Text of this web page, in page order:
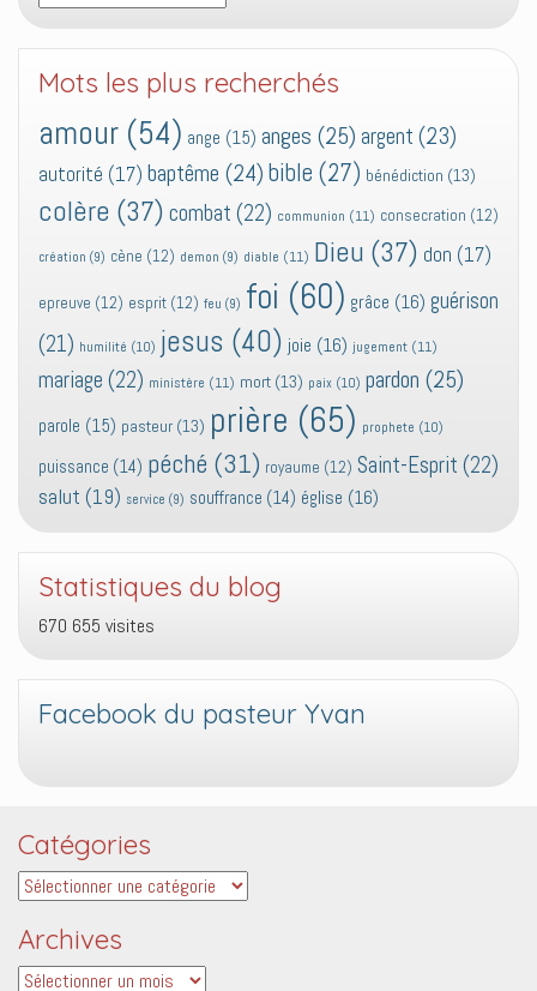
Mots les plus recherchés
amour (54) ange (15) anges (25) argent (23)
autorité (17) baptême (24) bible (27) bénédiction (13)
colère (37) combat (22) communion (11) consecration (12)
création (9) cène (12) demon (9) diable (11) Dieu (37) don (17)
epreuve (12) esprit (12) feu (9) foi (60) grâce (16) guérison
(21) humilité (10) jesus (40) joie (16) jugement (11)
mariage (22) ministère (11) mort (13) paix (10) pardon (25)
parole (15) pasteur (13) prière (65) prophete (10)
puissance (14) péché (31) royaume (12) Saint-Esprit (22)
salut (19) service (9) souffrance (14) église (16)
Statistiques du blog
670 655 visites
Facebook du pasteur Yvan
Catégories
Catégories
Archives
Archives